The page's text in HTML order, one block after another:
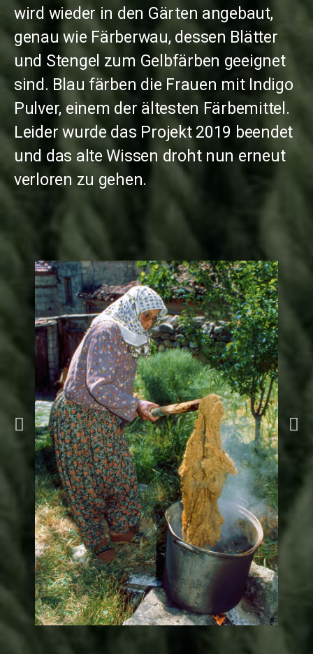
wird wieder in den Gärten angebaut,
genau wie Färberwau, dessen Blätter
und Stengel zum Gelbfärben geeignet
sind. Blau färben die Frauen mit Indigo
Pulver, einem der ältesten Färbemittel.
Leider wurde das Projekt 2019 beendet
und das alte Wissen droht nun erneut
verloren zu gehen.